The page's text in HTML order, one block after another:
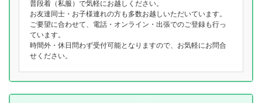
普段着（私服）で気軽にお越しください。
お友達同士・お子様連れの方も多数お越しいただいています。
ご要望に合わせて、電話・オンライン・出張でのご登録も行っ
ています。
時間外・休日問わず受付可能となりますので、お気軽にお問合
せください。